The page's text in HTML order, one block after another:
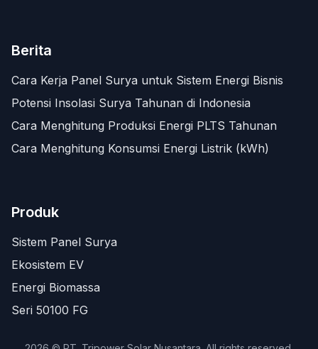
Berita
Cara Kerja Panel Surya untuk Sistem Energi Bisnis
Potensi Insolasi Surya Tahunan di Indonesia
Cara Menghitung Produksi Energi PLTS Tahunan
Cara Menghitung Konsumsi Energi Listrik (kWh)
Produk
Sistem Panel Surya
Ekosistem EV
Energi Biomassa
Seri 50100 FG